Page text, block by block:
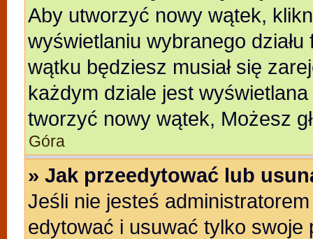
Aby utworzyć nowy wątek,
wyświetlaniu wybranego
wątku będziesz musiał się
każdym dziale jest
tworzyć nowy wątek, Możesz
Góra
» Jak przeedytować lub
Jeśli nie jesteś
edytować i usuwać tylko swoje